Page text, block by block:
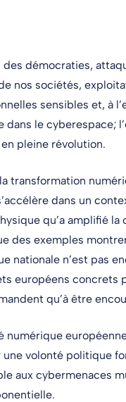
démocraties,
nos sociétés,
sensibles et, à
dans le cyberespace;
pleine révolution.
transformation
dans un
qu’a amplifié la
des exemples
nationale n’est pas
européens concrets
qu’à être
numérique
une volonté politique
aux cybermenaces